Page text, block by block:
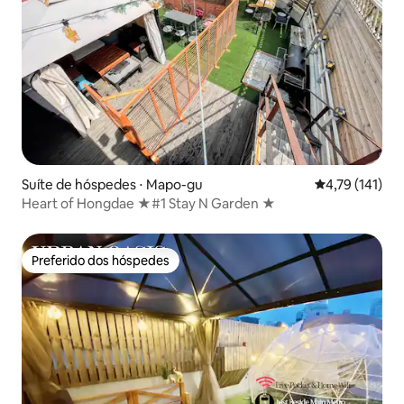
Suíte de hóspedes ⋅ Mapo-gu 4,79 de uma
4,79 (141)
Heart of Hongdae ★#1 Stay N Garden ★
Preferido dos hóspedes
Preferido dos hóspedes